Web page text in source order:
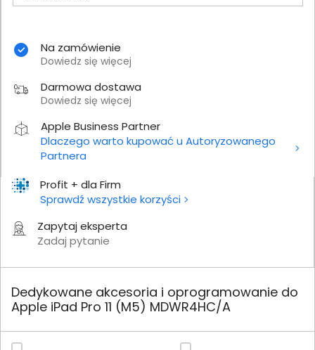
Profit + dla Firm
Sprawdź wszystkie korzyści
Zapytaj eksperta
Zadaj pytanie
Na zamówienie
Dowiedz się więcej
Darmowa dostawa
Dowiedz się więcej
Apple Business Partner
Dlaczego warto kupować u Autoryzowanego
Partnera
Dedykowane akcesoria i oprogramowanie do
Apple iPad Pro 11 (M5) MDWR4HC/A